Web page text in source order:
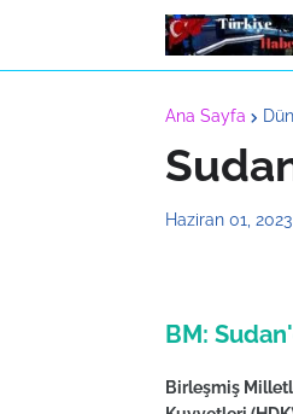
Ana Sayfa
Haziran 01, 2023
BM:
Birleşmiş